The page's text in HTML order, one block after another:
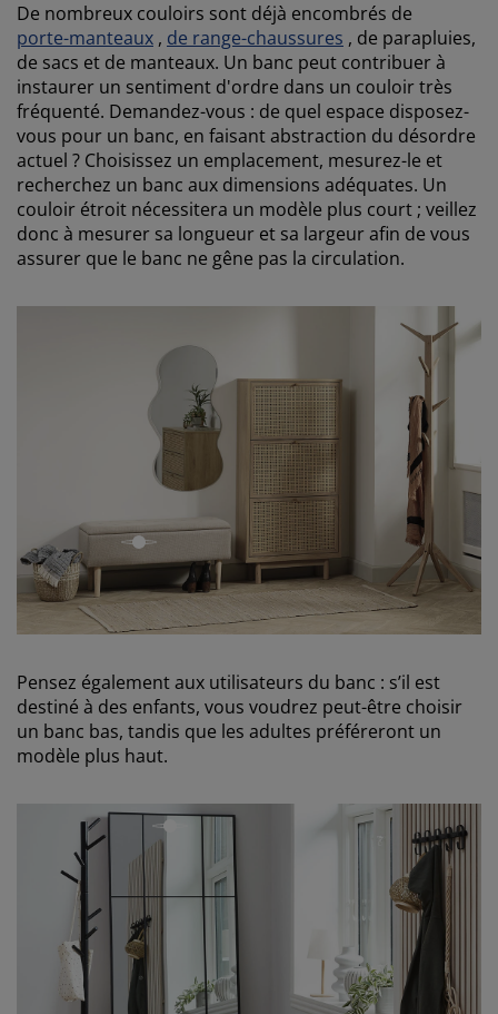
De nombreux couloirs sont déjà encombrés de
porte-manteaux , de range-chaussures , de parapluies,
de sacs et de manteaux. Un banc peut contribuer à
instaurer un sentiment d'ordre dans un couloir très
fréquenté. Demandez-vous : de quel espace disposez-
vous pour un banc, en faisant abstraction du désordre
actuel ? Choisissez un emplacement, mesurez-le et
recherchez un banc aux dimensions adéquates. Un
couloir étroit nécessitera un modèle plus court ; veillez
donc à mesurer sa longueur et sa largeur afin de vous
assurer que le banc ne gêne pas la circulation.
open
Pensez également aux utilisateurs du banc : s’il est
destiné à des enfants, vous voudrez peut-être choisir
un banc bas, tandis que les adultes préféreront un
modèle plus haut.